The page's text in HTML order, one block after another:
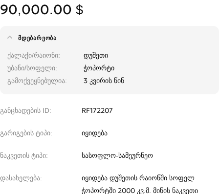
90,000.00 $
ᲛᲓᲔᲑᲐᲠᲔᲝᲑᲐ
ქალაქი/რაიონი
დუშეთი
უბანი/სოფელი
ჭოპორტი
გამოქვეყნებულია
3 კვირის წინ
განცხადების ID RF172207
გარიგების ტიპი იყიდება
ნაკვეთის ტიპი სასოფლო-სამეურნეო
დასახელება
იყიდება დუშეთის რაიონში სოფელ
ჭოპორტში 2000 კვ.მ. მიწის ნაკვეთი